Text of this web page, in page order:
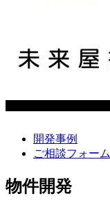
開発事例
ご相談フォーム
物件開発